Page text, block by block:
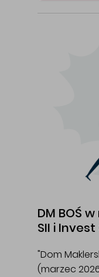
DM BOŚ
SII i
"Dom
(marzec